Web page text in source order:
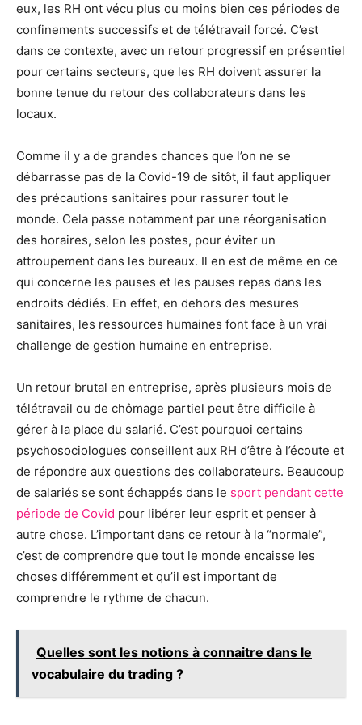
eux, les RH ont vécu plus ou moins bien ces périodes de
confinements successifs et de télétravail forcé. C’est
dans ce contexte, avec un retour progressif en présentiel
pour certains secteurs, que les RH doivent assurer la
bonne tenue du retour des collaborateurs dans les
locaux.
Comme il y a de grandes chances que l’on ne se
débarrasse pas de la Covid-19 de sitôt, il faut appliquer
des précautions sanitaires pour rassurer tout le
monde. Cela passe notamment par une réorganisation
des horaires, selon les postes, pour éviter un
attroupement dans les bureaux. Il en est de même en ce
qui concerne les pauses et les pauses repas dans les
endroits dédiés. En effet, en dehors des mesures
sanitaires, les ressources humaines font face à un vrai
challenge de gestion humaine en entreprise.
Un retour brutal en entreprise, après plusieurs mois de
télétravail ou de chômage partiel peut être difficile à
gérer à la place du salarié. C’est pourquoi certains
psychosociologues conseillent aux RH d’être à l’écoute et
de répondre aux questions des collaborateurs. Beaucoup
de salariés se sont échappés dans le sport pendant cette
période de Covid pour libérer leur esprit et penser à
autre chose. L’important dans ce retour à la “normale”,
c’est de comprendre que tout le monde encaisse les
choses différemment et qu’il est important de
comprendre le rythme de chacun.
Quelles sont les notions à connaitre dans le
vocabulaire du trading ?